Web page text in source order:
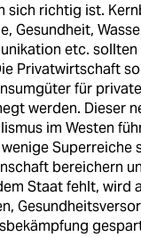
sich richtig ist.
Gesundheit,
etc.
Privatwirtschaft
für
werden. Dieser
im Westen
Superreiche
bereichern
Staat fehlt, wird